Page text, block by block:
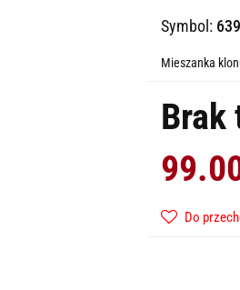
Symbol:
Mieszanka
Brak
Do